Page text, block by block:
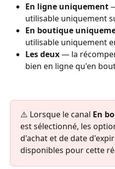
En ligne uniquement
utilisable uniquement
En boutique
utilisable uniquement
Les deux — la
bien en ligne qu'en
⚠️ Lorsque le canal En
est sélectionné, les
d'achat et de date
disponibles pour cette